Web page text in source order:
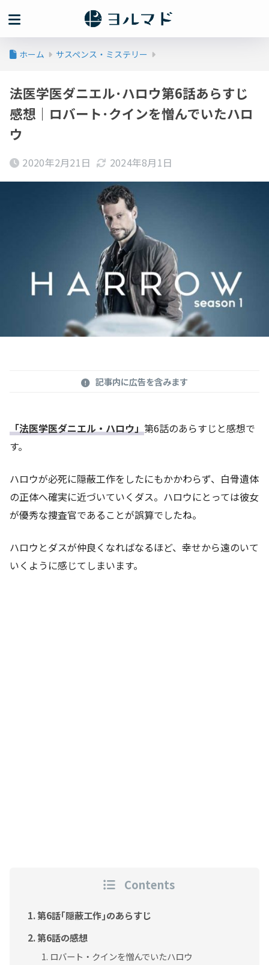
ホーム サスペンス・ミステリー
法医学医ダニエル･ハロウ第6話あらすじ
感想｜ロバート･クインを憎んでいたハロ
ウ
2020年2月21日 2024年8月1日
記事内に広告を含みます
「法医学医ダニエル・ハロウ」第6話のあらすじと感想で
す。
ハロウが必死に隠蔽工作をしたにもかかわらず、白骨遺体
の正体へ確実に近づいていくダス。ハロウにとっては彼女
が優秀な捜査官であることが誤算でしたね。
ハロウとダスが仲良くなればなるほど、幸せから遠のいて
いくように感じてしまいます。
Contents
第6話｢隠蔽工作｣のあらすじ
第6話の感想
ロバート・クインを憎んでいたハロウ